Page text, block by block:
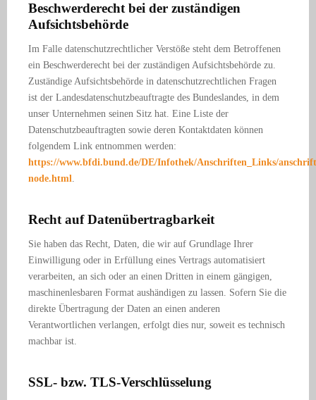
Beschwerderecht bei der zuständigen
Aufsichtsbehörde
Im Falle datenschutzrechtlicher Verstöße steht dem Betroffenen
ein Beschwerderecht bei der zuständigen Aufsichtsbehörde zu.
Zuständige Aufsichtsbehörde in datenschutzrechtlichen Fragen
ist der Landesdatenschutzbeauftragte des Bundeslandes, in dem
unser Unternehmen seinen Sitz hat. Eine Liste der
Datenschutzbeauftragten sowie deren Kontaktdaten können
folgendem Link entnommen werden:
https://www.bfdi.bund.de/DE/Infothek/Anschriften_Links/
node.html.
Recht auf Datenübertragbarkeit
Sie haben das Recht, Daten, die wir auf Grundlage Ihrer
Einwilligung oder in Erfüllung eines Vertrags automatisiert
verarbeiten, an sich oder an einen Dritten in einem gängigen,
maschinenlesbaren Format aushändigen zu lassen. Sofern Sie die
direkte Übertragung der Daten an einen anderen
Verantwortlichen verlangen, erfolgt dies nur, soweit es technisch
machbar ist.
SSL- bzw. TLS-Verschlüsselung